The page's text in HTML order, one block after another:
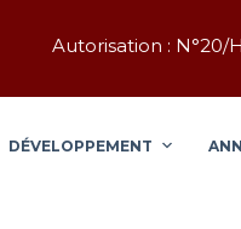
Autorisation : N°20/
DÉVELOPPEMENT